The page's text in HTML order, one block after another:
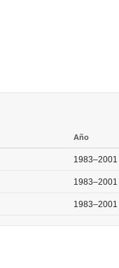
Año
1983–2001
1983–2001
1983–2001